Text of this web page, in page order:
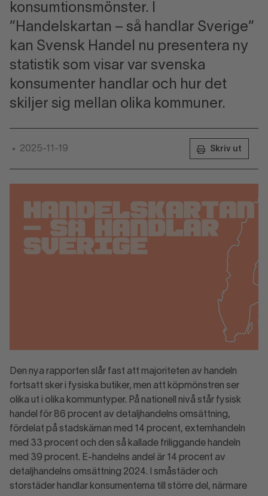
konsumtionsmönster. I
”Handelskartan – så handlar Sverige”
kan Svensk Handel nu presentera ny
statistik som visar var svenska
konsumenter handlar och hur det
skiljer sig mellan olika kommuner.
• 2025-11-19 Skriv ut
Den nya rapporten slår fast att majoriteten av handeln
fortsatt sker i fysiska butiker, men att köpmönstren ser
olika ut i olika kommuntyper. På nationell nivå står fysisk
handel för 86 procent av detaljhandelns omsättning,
fördelat på stadskärnan med 14 procent, externhandeln
med 33 procent och den så kallade friliggande handeln
med 39 procent. E-handelns andel är 14 procent av
detaljhandelns omsättning 2024. I småstäder och
storstäder handlar konsumenterna till större del, närmare